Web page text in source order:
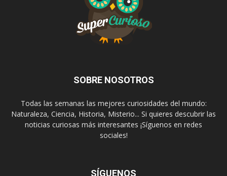
SOBRE NOSOTROS
Todas las semanas las mejores curiosidades del mundo:
Naturaleza, Ciencia, Historia, Misterio... Si quieres descubrir las
noticias curiosas más interesantes ¡Síguenos en redes
sociales!
SÍGUENOS